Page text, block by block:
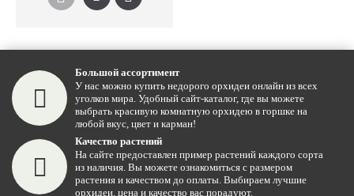
Большой ассортимент
У нас можно купить недорого орхидеи онлайн из всех
уголков мира. Удобный сайт-каталог, где вы можете
выбрать красивую комнатную орхидею в горшке на
любой вкус, цвет и карман!
Качество растений
На сайте предоставлен пример растений каждого сорта
из наличия. Вы можете ознакомиться с размером
растения и качеством до оплаты. Выбираем лучшие
орхидеи, цена и качество вас порадуют.